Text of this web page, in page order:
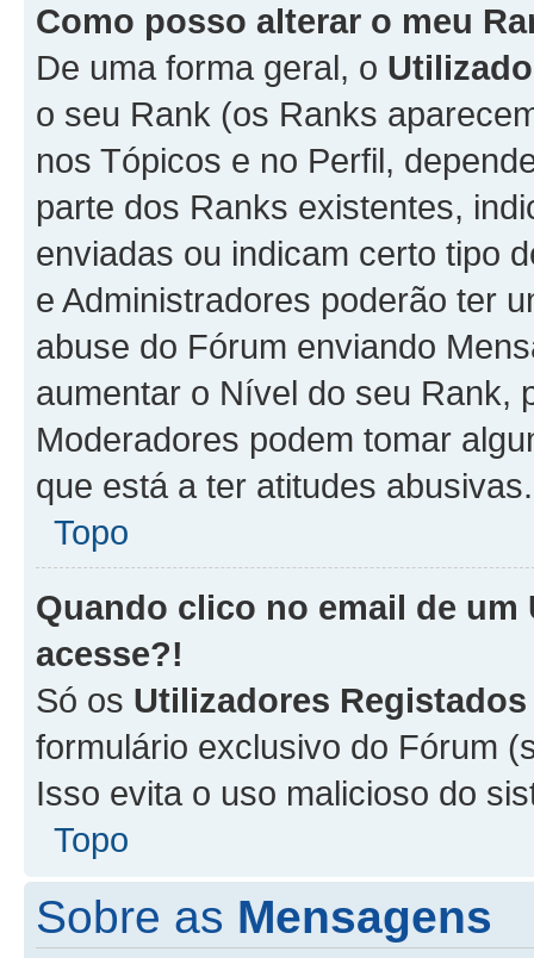
Como posso alterar o meu
De uma forma geral, o
o seu Rank (os Ranks
nos Tópicos e no Perfil,
parte dos Ranks existentes,
enviadas ou indicam certo tipo
e Administradores poderão ter
abuse do Fórum enviando
aumentar o Nível do seu Rank,
Moderadores podem tomar
que está a ter atitudes abusivas.
Topo
Quando clico no email de um
acesse?!
Só os Utilizadores Registados
formulário exclusivo do Fórum
Isso evita o uso malicioso do
Topo
Sobre as Mensagens